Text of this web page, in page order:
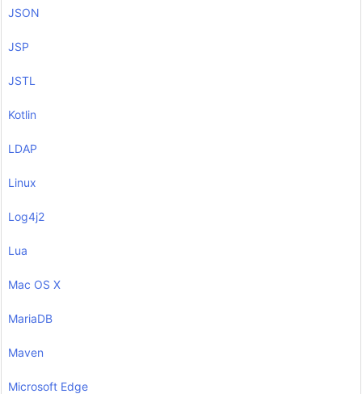
JSON
JSP
JSTL
Kotlin
LDAP
Linux
Log4j2
Lua
Mac OS X
MariaDB
Maven
Microsoft Edge